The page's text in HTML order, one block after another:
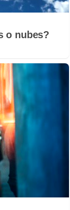
o nubes?